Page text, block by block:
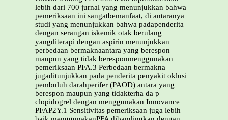
lebih dari 700 jurnal yang menunjukkan bahwa
pemeriksaan ini sangatbemanfaat, di antaranya
studi yang menunjukkan bahwa padapenderita
dengan serangan iskemik otak berulang
yangditerapi dengan aspirin menunjukkan
perbedaan bermaknaantara yang berespon
maupun yang tidak beresponmenggunakan
pemeriksaan PFA.3 Perbedaan bermakna
jugaditunjukkan pada penderita penyakit oklusi
pembuluh darahperifer (PAOD) antara yang
berespon maupun yang tidakterha da p
clopidogrel dengan menggunakan Innovance
PFAP2Y.1 Sensitivitas pemeriksaan juga lebih